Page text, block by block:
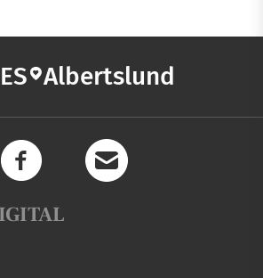
Albertslund